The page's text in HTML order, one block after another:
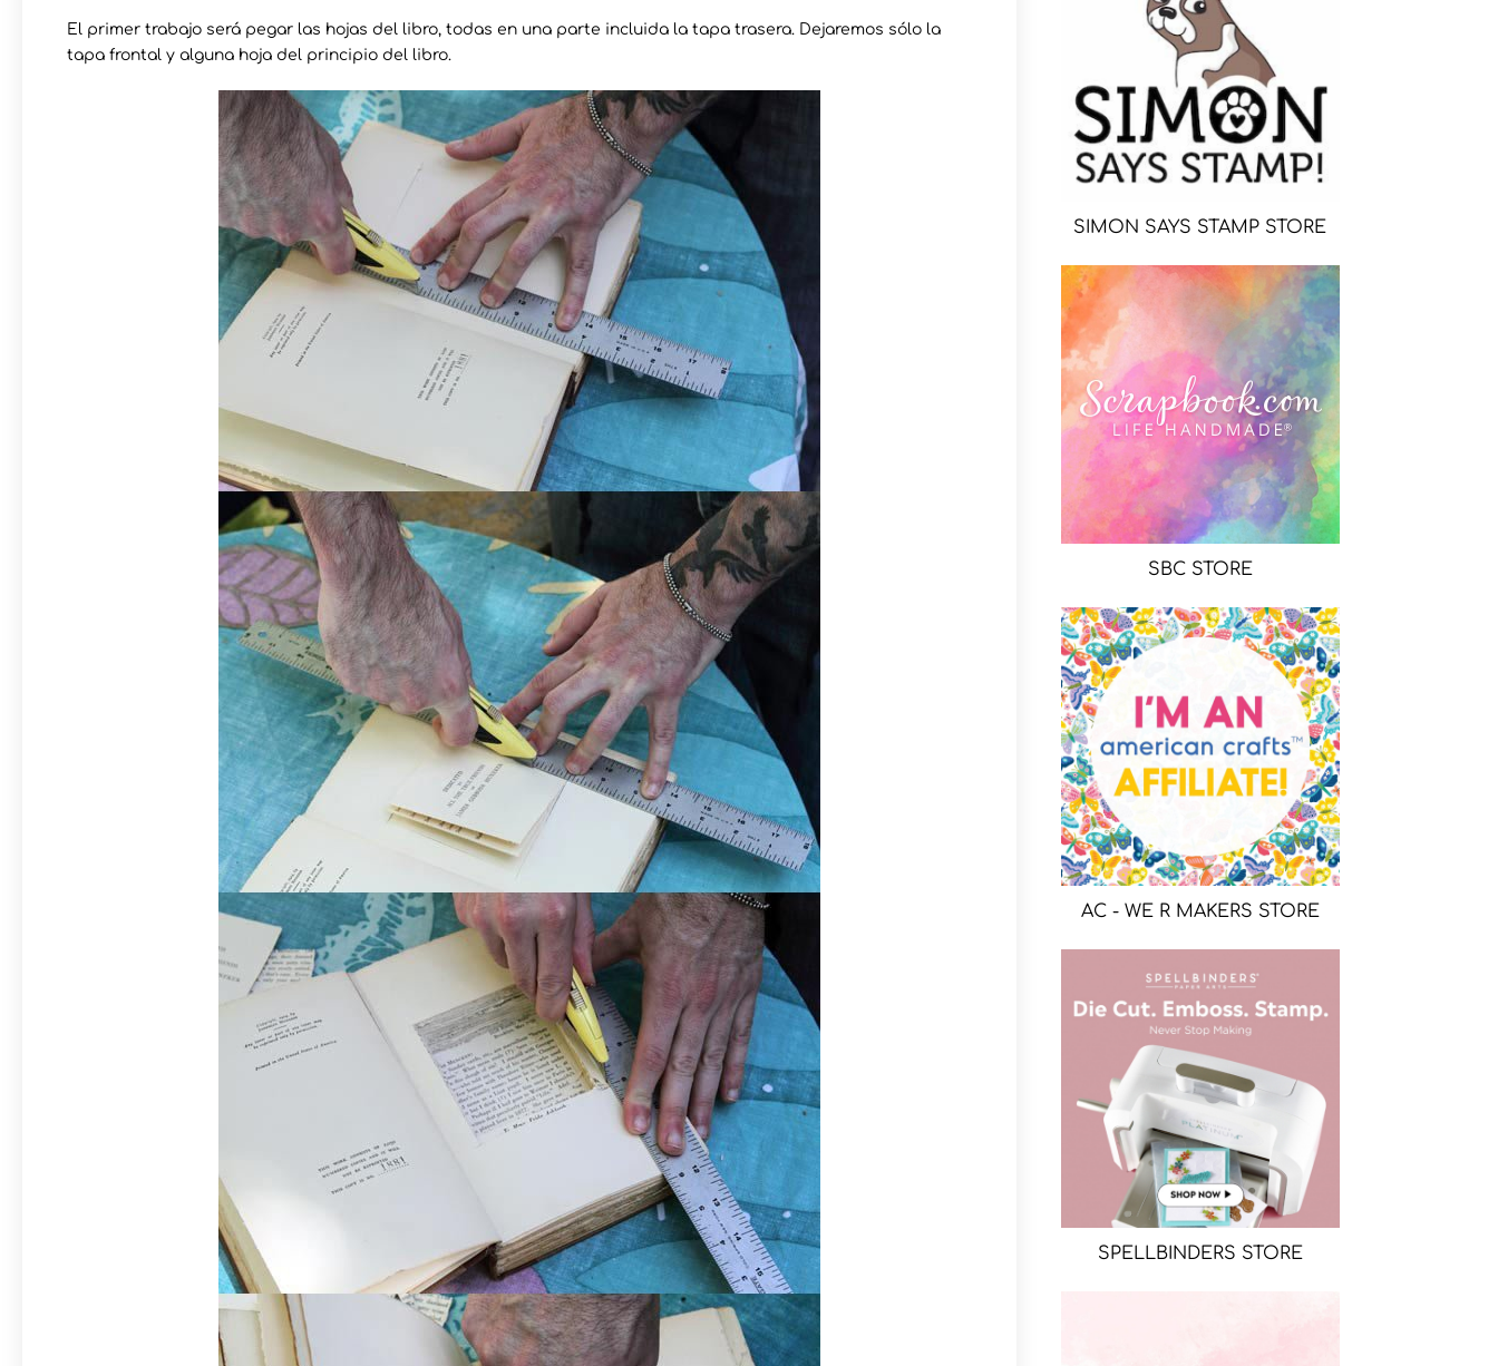
El primer trabajo será pegar las hojas del libro, todas en una parte incluida la tapa trasera. Dejaremos sólo la
tapa frontal y alguna hoja del principio del libro.
SIMON SAYS STAMP STORE
SBC STORE
AC - WE R MAKERS STORE
SPELLBINDERS STORE